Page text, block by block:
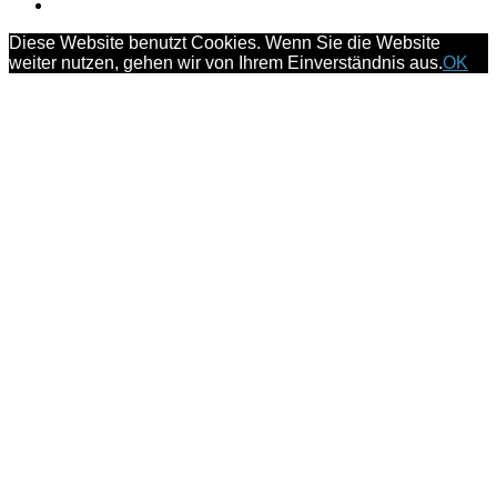
Diese Website benutzt Cookies. Wenn Sie die Website
weiter nutzen, gehen wir von Ihrem Einverständnis aus.OK